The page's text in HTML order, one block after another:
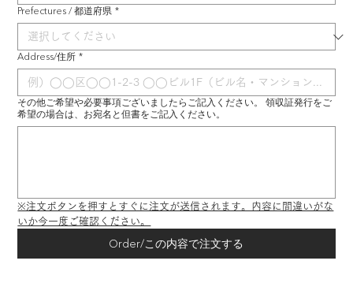
Prefectures / 都道府県 *
Address/住所 *
その他ご希望や必要事項ございましたらご記入ください。 領収証発行をご
希望の場合は、お宛名と但書をご記入ください。
※注文ボタンを押すとすぐに注文が送信されます。内容に間違いがな
いか今一度ご確認ください。
Order/この内容で注文する